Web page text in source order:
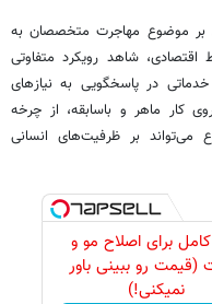
بر موضوع مهاجرت متخصصان به
اقتصادی، شاهد رویکرد متفاوتی
در پاسخگویی به نیازهای
کار ماهر و باسابقه، از چرخه
بر ظرفیت‌های انسانی
کامل برای اصلاح مو و
(قیمت رو ببینی باور
نمیکنی!)